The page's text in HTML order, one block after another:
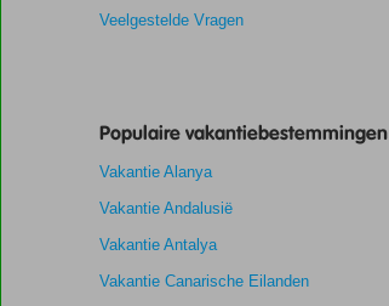
48
worden
niet
weergegeven
om
Veelgestelde Vragen
Populaire vakantiebestemmingen
Vakantie Alanya
Vakantie Andalusië
Vakantie Antalya
Vakantie Canarische Eilanden